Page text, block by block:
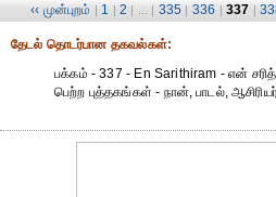
‹‹ முன்புறம் | 1 | 2 | ... | 335 | 336 | 337 |
தேட‌ல் தொட‌ர்பான தகவ‌ல்க‌ள்:
பக்கம் - 337 - En Sarithiram - என்
பெற்ற புத்தகங்கள் - நான், பாடல்,